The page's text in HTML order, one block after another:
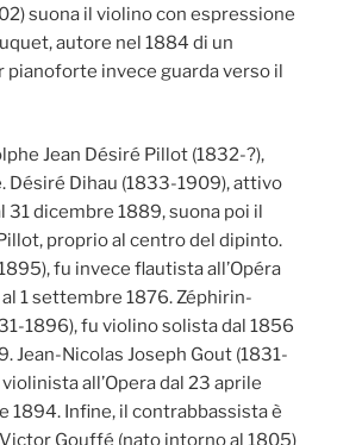
suona il violino con espressione
autore nel 1884 di un
pianoforte invece guarda verso il
Jean Désiré Pillot (1832-?),
Désiré Dihau (1833-1909), attivo
31 dicembre 1889, suona poi il
proprio al centro del dipinto.
fu invece flautista all’Opéra
1 settembre 1876. Zéphirin-
1896), fu violino solista dal 1856
Jean-Nicolas Joseph Gout (1831-
all’Opera dal 23 aprile
1894. Infine, il contrabbassista è
Gouffé (nato intorno al 1805)